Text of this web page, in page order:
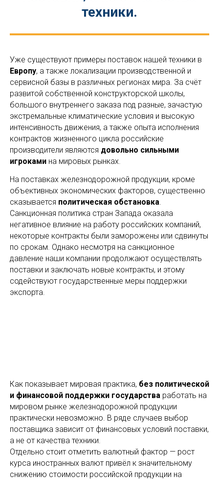
техники.
Уже существуют примеры поставок нашей техники в
Европу, а также локализации производственной и
сервисной базы в различных регионах мира. За счёт
развитой собственной конструкторской школы,
большого внутреннего заказа под разные, зачастую
экстремальные климатические условия и высокую
интенсивность движения, а также опыта исполнения
контрактов жизненного цикла российские
производители являются довольно сильными
игроками на мировых рынках.
На поставках железнодорожной продукции, кроме
объективных экономических факторов, существенно
сказывается политическая обстановка.
Санкционная политика стран Запада оказала
негативное влияние на работу российских компаний,
некоторые контракты были заморожены или сдвинуты
по срокам. Однако несмотря на санкционное
давление наши компании продолжают осуществлять
поставки и заключать новые контракты, и этому
содействуют государственные меры поддержки
экспорта.
Как показывает мировая практика, без политической
и финансовой поддержки государства работать на
мировом рынке железнодорожной продукции
практически невозможно. В ряде случаев выбор
поставщика зависит от финансовых условий поставки,
а не от качества техники.
Отдельно стоит отметить валютный фактор — рост
курса иностранных валют привёл к значительному
снижению стоимости российской продукции на